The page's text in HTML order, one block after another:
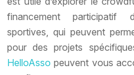
financement participatif
sportives, qui peuvent
pour des projets
HelloAssopeuvent vous